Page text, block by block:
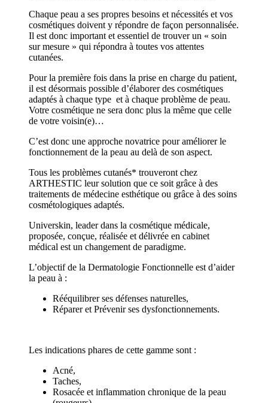
Chaque peau a ses propres besoins et nécessités et vos
cosmétiques doivent y répondre de façon personnalisée.
Il est donc important et essentiel de trouver un « soin
sur mesure » qui répondra à toutes vos attentes
cutanées.
Pour la première fois dans la prise en charge du patient,
il est désormais possible d’élaborer des cosmétiques
adaptés à chaque type et à chaque problème de peau.
Votre cosmétique ne sera donc plus la même que celle
de votre voisin(e)…
C’est donc une approche novatrice pour améliorer le
fonctionnement de la peau au delà de son aspect.
Tous les problèmes cutanés* trouveront chez
ARTHESTIC leur solution que ce soit grâce à des
traitements de médecine esthétique ou grâce à des soins
cosmétologiques adaptés.
Universkin, leader dans la cosmétique médicale,
proposée, conçue, réalisée et délivrée en cabinet
médical est un changement de paradigme.
L’objectif de la Dermatologie Fonctionnelle est d’aider
la peau à :
Rééquilibrer ses défenses naturelles,
Réparer et Prévenir ses dysfonctionnements.
Les indications phares de cette gamme sont :
Acné,
Taches,
Rosacée et inflammation chronique de la peau